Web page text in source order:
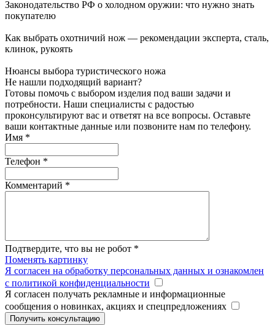
Законодательство РФ о холодном оружии: что нужно знать
покупателю
Как выбрать охотничий нож — рекомендации эксперта, сталь,
клинок, рукоять
Нюансы выбора туристического ножа
Не нашли подходящий вариант?
Готовы помочь с выбором изделия под ваши задачи и
потребности. Наши специалисты с радостью
проконсультируют вас и ответят на все вопросы. Оставьте
ваши контактные данные или позвоните нам по телефону.
Имя *
Телефон *
Комментарий *
Подтвердите, что вы не робот *
Поменять картинку
Я согласен на обработку персональных данных и ознакомлен
с политикой конфиденциальности
Я согласен получать рекламные и информационные
сообщения о новинках, акциях и спецпредложениях